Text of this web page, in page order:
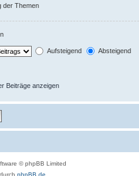
der Themen
Aufsteigend Absteigend
Beiträge anzeigen
© phpBB Limited
phpBB.de